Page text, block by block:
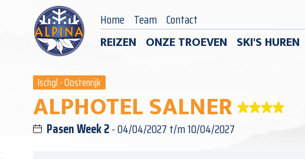
Home Team Contact
REIZEN ONZE TROEVEN SKI'S HUREN
Ischgl - Oostenrijk
ALPHOTEL SALNER
Pasen Week 2- 04/04/2027 t/m 10/04/2027